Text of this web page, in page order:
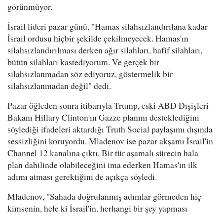
görünmüyor.
İsrail lideri pazar günü, "Hamas silahsızlandırılana kadar
İsrail ordusu hiçbir şekilde çekilmeyecek. Hamas'ın
silahsızlandırılması derken ağır silahları, hafif silahları,
bütün silahları kastediyorum. Ve gerçek bir
silahsızlanmadan söz ediyoruz, göstermelik bir
silahsızlanmadan değil" dedi.
Pazar öğleden sonra itibarıyla Trump, eski ABD Dışişleri
Bakanı Hillary Clinton'ın Gazze planını desteklediğini
söylediği ifadeleri aktardığı Truth Social paylaşımı dışında
sessizliğini koruyordu. Mladenov ise pazar akşamı İsrail'in
Channel 12 kanalına çıktı. Bir tür aşamalı sürecin hala
plan dahilinde olabileceğini ima ederken Hamas'ın ilk
adımı atması gerektiğini de açıkça söyledi.
Mladenov, "Sahada doğrulanmış adımlar görmeden hiç
kimsenin, hele ki İsrail'in, herhangi bir şey yapması